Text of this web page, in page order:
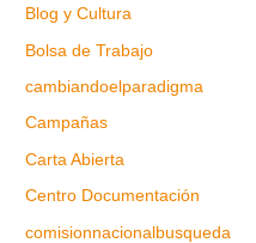
Blog y Cultura
Bolsa de Trabajo
cambiandoelparadigma
Campañas
Carta Abierta
Centro Documentación
comisionnacionalbusqueda